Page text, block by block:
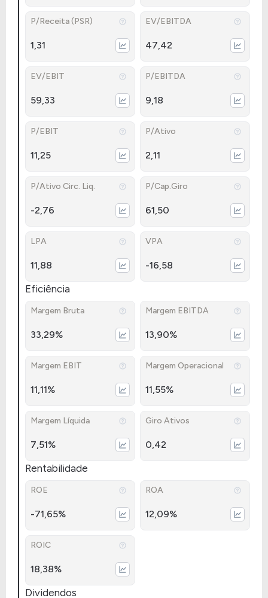
P/Receita (PSR)
1,31
EV/EBITDA
47,42
EV/EBIT
59,33
P/EBITDA
9,18
P/EBIT
11,25
P/Ativo
2,11
P/Ativo Circ. Liq.
-2,76
P/Cap.Giro
61,50
LPA
11,88
VPA
-16,58
Eficiência
Margem Bruta
33,29%
Margem EBITDA
13,90%
Margem EBIT
11,11%
Margem Operacional
11,55%
Margem Líquida
7,51%
Giro Ativos
0,42
Rentabilidade
ROE
-71,65%
ROA
12,09%
ROIC
18,38%
Dividendos